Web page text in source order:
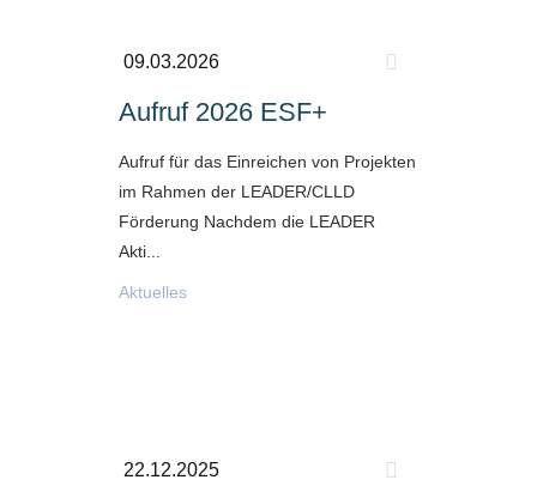
09.03.2026
Aufruf 2026 ESF+
Aufruf für das Einreichen von Projekten
im Rahmen der LEADER/CLLD
Förderung Nachdem die LEADER
Akti...
Aktuelles
22.12.2025